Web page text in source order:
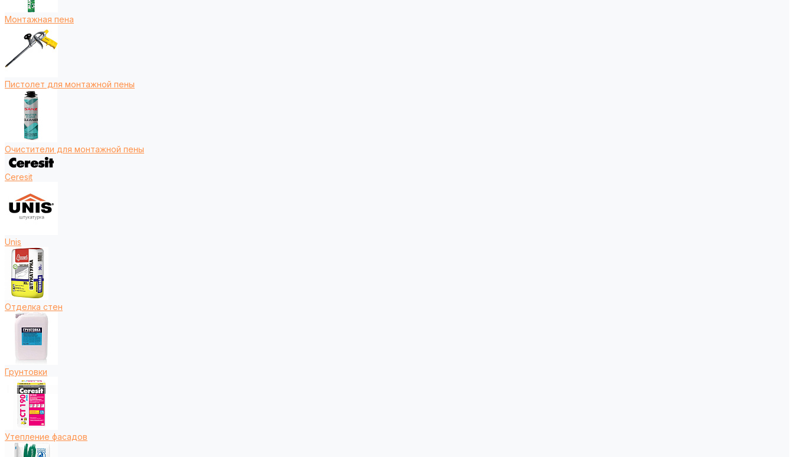
Монтажная пена
Пистолет для монтажной пены
Очистители для монтажной пены
Ceresit
Unis
Отделка стен
Грунтовки
Утепление фасадов